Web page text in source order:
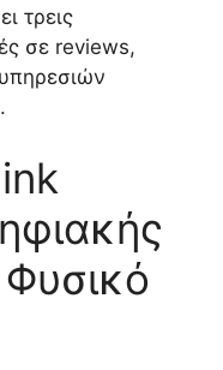
τρεις
σε reviews,